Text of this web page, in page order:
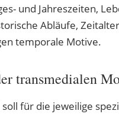
und Jahreszeiten,
Abläufe,
temporale Motive.
transmedialen
soll für die jeweilige